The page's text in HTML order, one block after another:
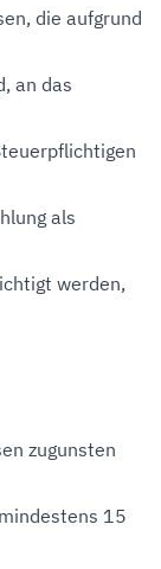
die aufgrund
an das
als
werden,
zugunsten
15